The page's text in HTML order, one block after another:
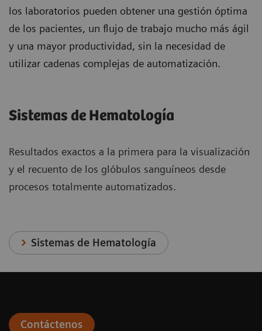
los laboratorios pueden obtener una gestión óptima
de los pacientes, un flujo de trabajo mucho más ágil
y una mayor productividad, sin la necesidad de
utilizar cadenas complejas de automatización.
Sistemas de Hematología
Resultados exactos a la primera para la visualización
y el recuento de los glóbulos sanguíneos desde
procesos totalmente automatizados.
Sistemas de Hematología
Contáctenos